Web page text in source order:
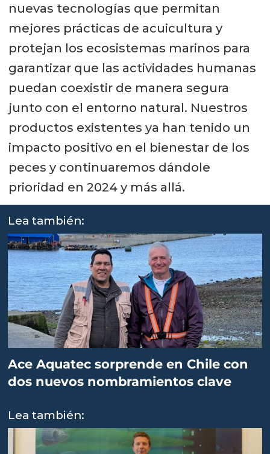
nuevas tecnologías que permitan
mejores prácticas de acuicultura y
protejan los ecosistemas marinos para
garantizar que las actividades humanas
puedan coexistir de manera segura
junto con el entorno natural. Nuestros
productos existentes ya han tenido un
impacto positivo en el bienestar de los
peces y continuaremos dándole
prioridad en 2024 y más allá.
Lea también:
Ace Aquatec sorprende en Chile con
dos nuevos nombramientos clave
Lea también: